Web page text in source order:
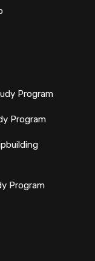
Program
Program
Program